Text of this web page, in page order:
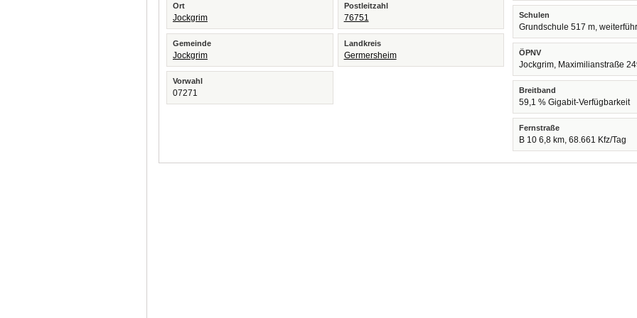
Ort
Jockgrim
Postleitzahl
76751
Gemeinde
Jockgrim
Landkreis
Germersheim
Vorwahl
07271
Schulen
Grundschule 517 m,
ÖPNV
Jockgrim, Maximilianstraße
Breitband
59,1 % Gigabit-Verfügbarkeit
Fernstraße
B 10 6,8 km, 68.661 Kfz/Tag